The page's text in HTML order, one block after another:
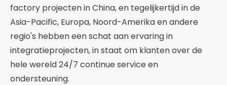
factory projecten in China, en tegelijkertijd in de
Asia-Pacific, Europa, Noord-Amerika en andere
regio's hebben een schat aan ervaring in
integratieprojecten, in staat om klanten over de
hele wereld 24/7 continue service en
ondersteuning.